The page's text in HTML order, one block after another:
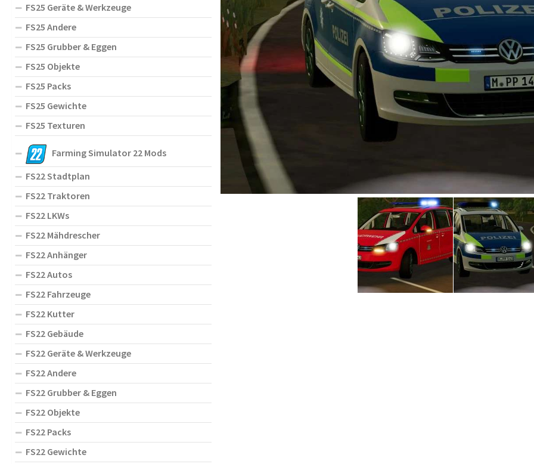
FS25 Geräte & Werkzeuge
FS25 Andere
FS25 Grubber & Eggen
FS25 Objekte
FS25 Packs
FS25 Gewichte
FS25 Texturen
Farming Simulator 22 Mods
FS22 Stadtplan
FS22 Traktoren
FS22 LKWs
FS22 Mähdrescher
FS22 Anhänger
FS22 Autos
FS22 Fahrzeuge
FS22 Kutter
FS22 Gebäude
FS22 Geräte & Werkzeuge
FS22 Andere
FS22 Grubber & Eggen
FS22 Objekte
FS22 Packs
FS22 Gewichte